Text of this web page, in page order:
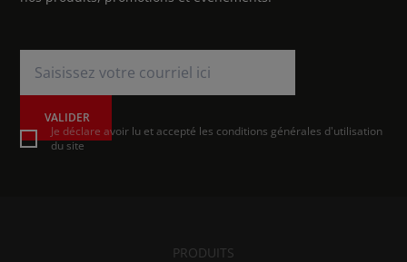
VALIDER
Je déclare avoir lu et accepté les conditions générales d'utilisation
du site
PRODUITS